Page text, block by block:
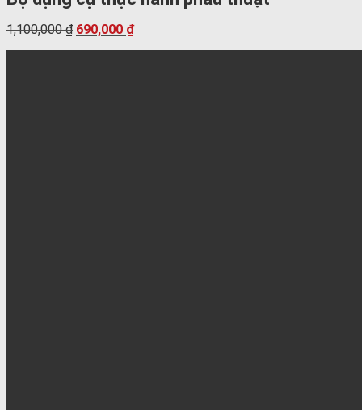
1,100,000₫ 690,000 ₫